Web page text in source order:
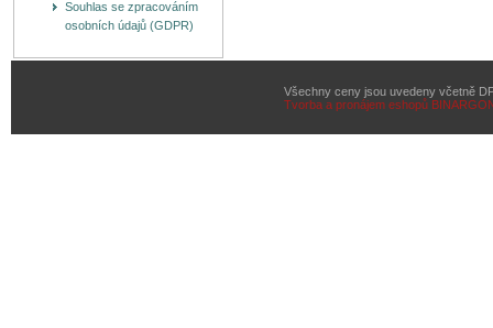
Souhlas se zpracováním
osobních údajů (GDPR)
Všechny ceny jsou uvedeny včetně
Tvorba a pronájem eshopů